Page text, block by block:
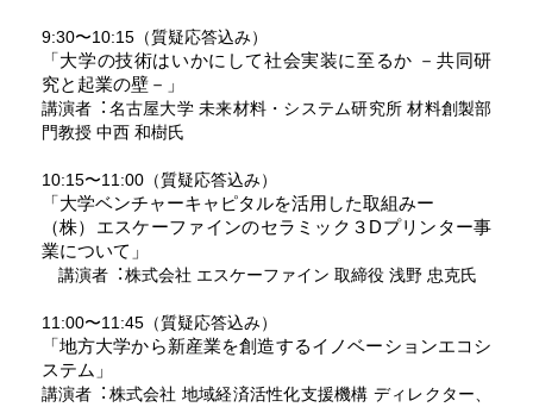
9:30〜10:15（質疑応答込み）
「⼤学の技術はいかにして社会実装に⾄るか －共同研
究と起業の壁－」
講演者︓名古屋⼤学 未来材料・システム研究所 材料創製部
⾨教授 中⻄ 和樹⽒
10:15〜11:00（質疑応答込み）
「大学ベンチャーキャピタルを活用した取組みー
（株）エスケーファインのセラミック３Dプリンター事
業について」
講演者︓株式会社 エスケーファイン 取締役 浅野 忠克⽒
11:00〜11:45（質疑応答込み）
「地方大学から新産業を創造するイノベーションエコシ
ステム」
講演者︓株式会社 地域経済活性化⽀援機構 ディレクター、